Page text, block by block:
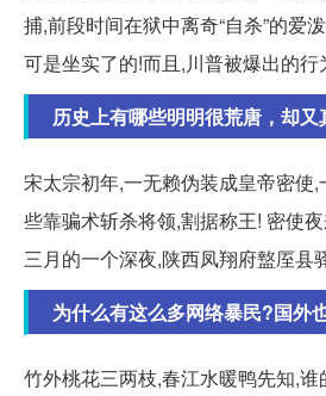
捕,前段时间在狱中离奇“自杀”的爱
可是坐实了的!而且,川普被爆出的行
历史上有哪些明明很荒唐，却
宋太宗初年,一无赖伪装成皇帝密使
些靠骗术斩杀将领,割据称王! 密使
三月的一个深夜,陕西凤翔府盩厔县
为什么有这么多网络暴民?国外
竹外桃花三两枝,春江水暖鸭先知,